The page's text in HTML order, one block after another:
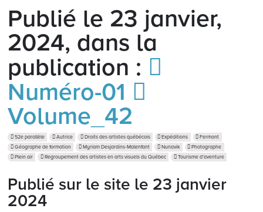
Publié le 23 janvier,
2024, dans la
publication :
Numéro-01
Volume_42
52e parallèle Autrice Droits des artistes québécois Expéditions
Fermont
Géographe de formation
Myriam Desjardins-Malenfant Nunavik
Photographe
Plein air
Regroupement des artistes en arts visuels du Québec Tourisme d’aventure
Publié sur le site le 23 janvier
2024